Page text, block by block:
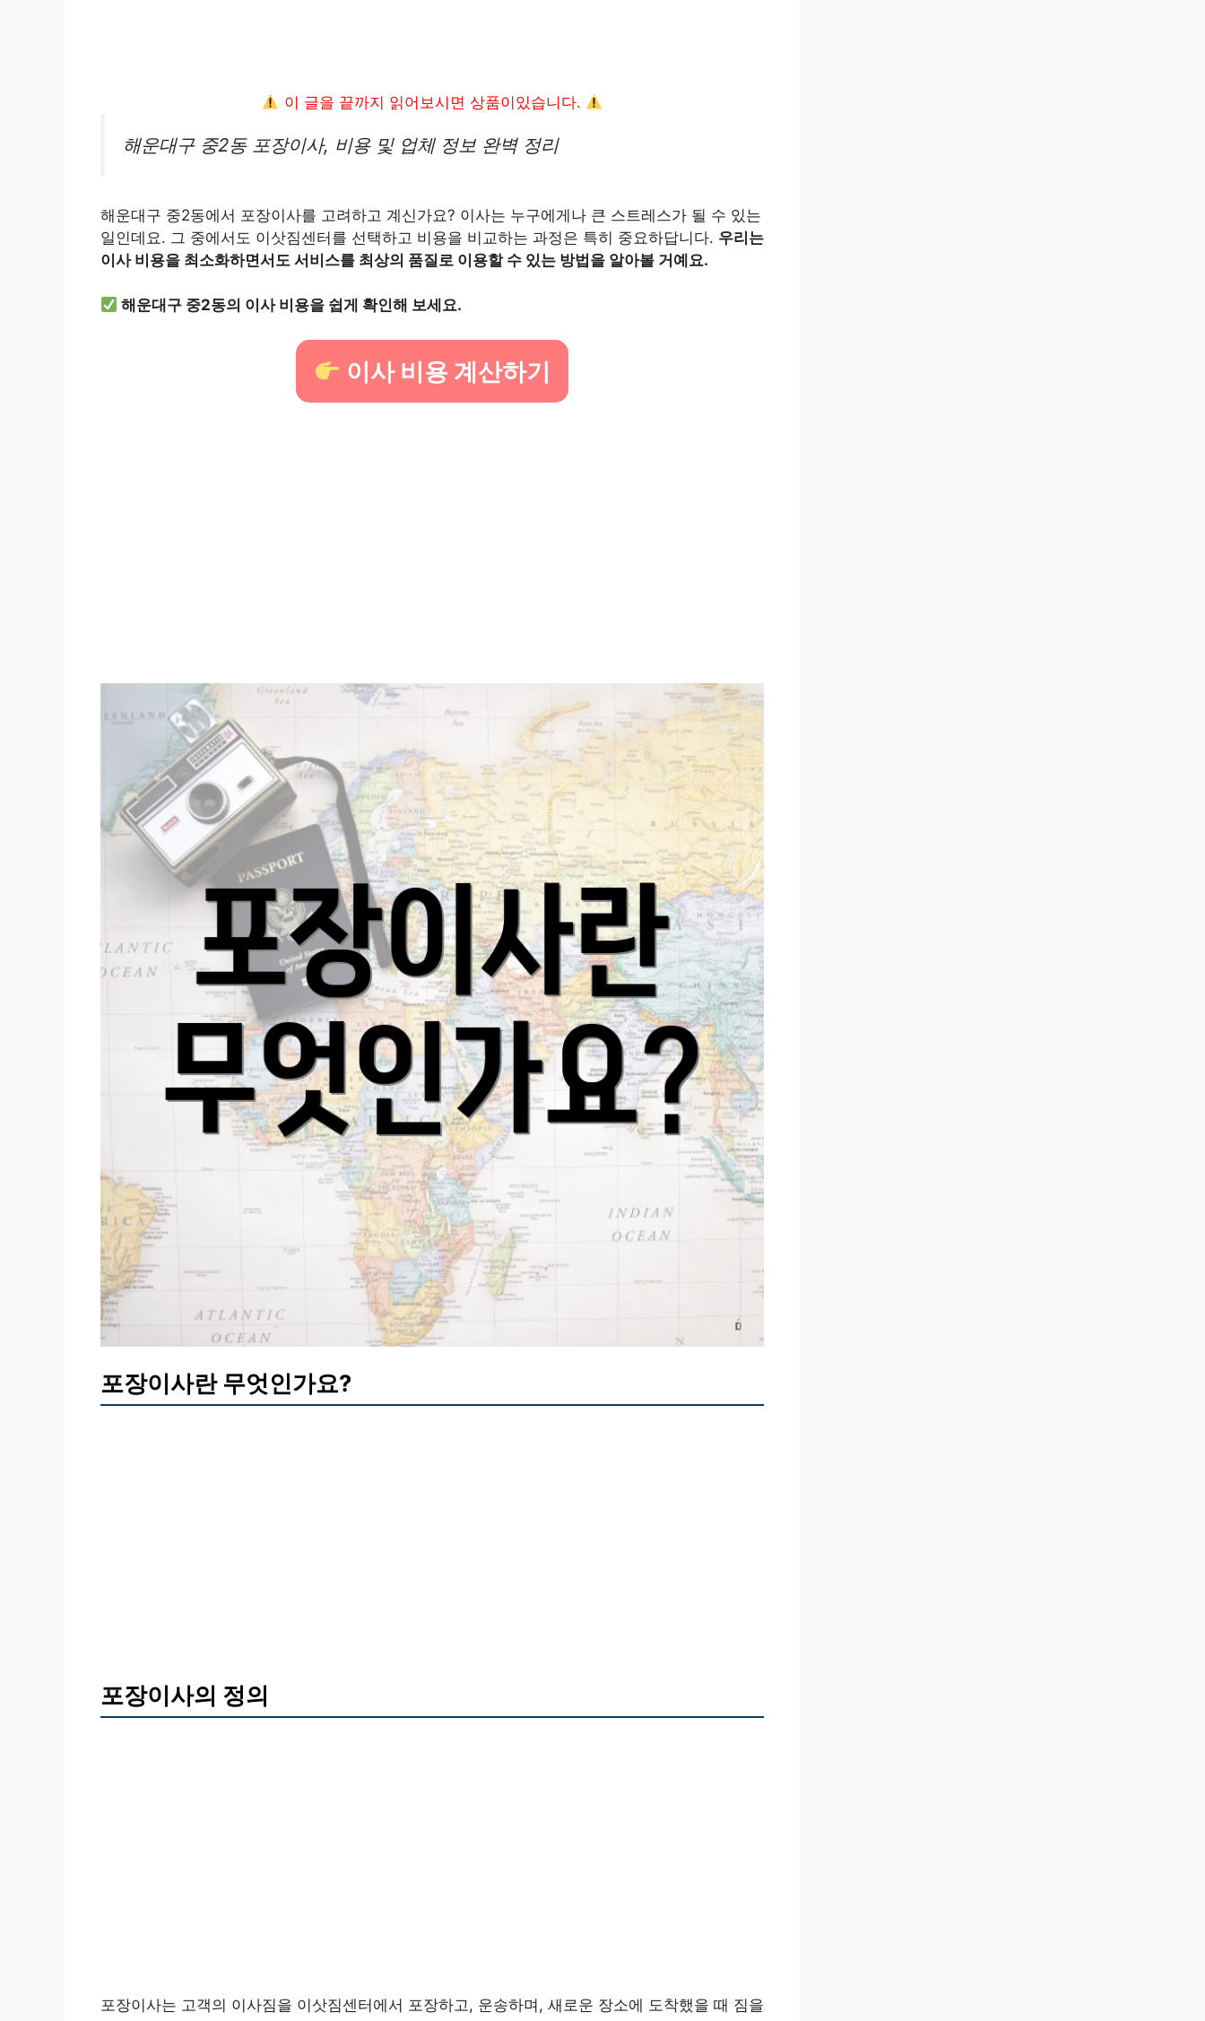
이 글을 끝까지 읽어보시면 상품이있습니다.
해운대구 중2동 포장이사, 비용 및 업체 정보 완벽 정리
해운대구 중2동에서 포장이사를 고려하고 계신가요? 이사는 누구에게나 큰 스트레스가 될 수 있는
일인데요. 그 중에서도 이삿짐센터를 선택하고 비용을 비교하는 과정은 특히 중요하답니다. 우리는
이사 비용을 최소화하면서도 서비스를 최상의 품질로 이용할 수 있는 방법을 알아볼 거예요.
해운대구 중2동의 이사 비용을 쉽게 확인해 보세요.
이사 비용 계산하기
포장이사란 무엇인가요?
포장이사의 정의
포장이사는 고객의 이사짐을 이삿짐센터에서 포장하고, 운송하며, 새로운 장소에 도착했을 때 짐을